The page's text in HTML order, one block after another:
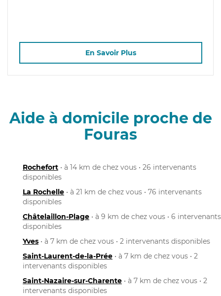
En Savoir Plus
Aide à domicile proche de
Fouras
Rochefort • à 14 km de chez vous • 26 intervenants
disponibles
La Rochelle • à 21 km de chez vous • 76 intervenants
disponibles
Châtelaillon-Plage • à 9 km de chez vous • 6 intervenants
disponibles
Yves • à 7 km de chez vous • 2 intervenants disponibles
Saint-Laurent-de-la-Prée • à 7 km de chez vous • 2
intervenants disponibles
Saint-Nazaire-sur-Charente • à 7 km de chez vous • 2
intervenants disponibles